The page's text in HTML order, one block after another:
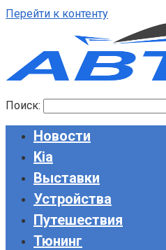
Перейти к контенту
Поиск:
Новости
Kia
Выставки
Устройства
Путешествия
Тюнинг